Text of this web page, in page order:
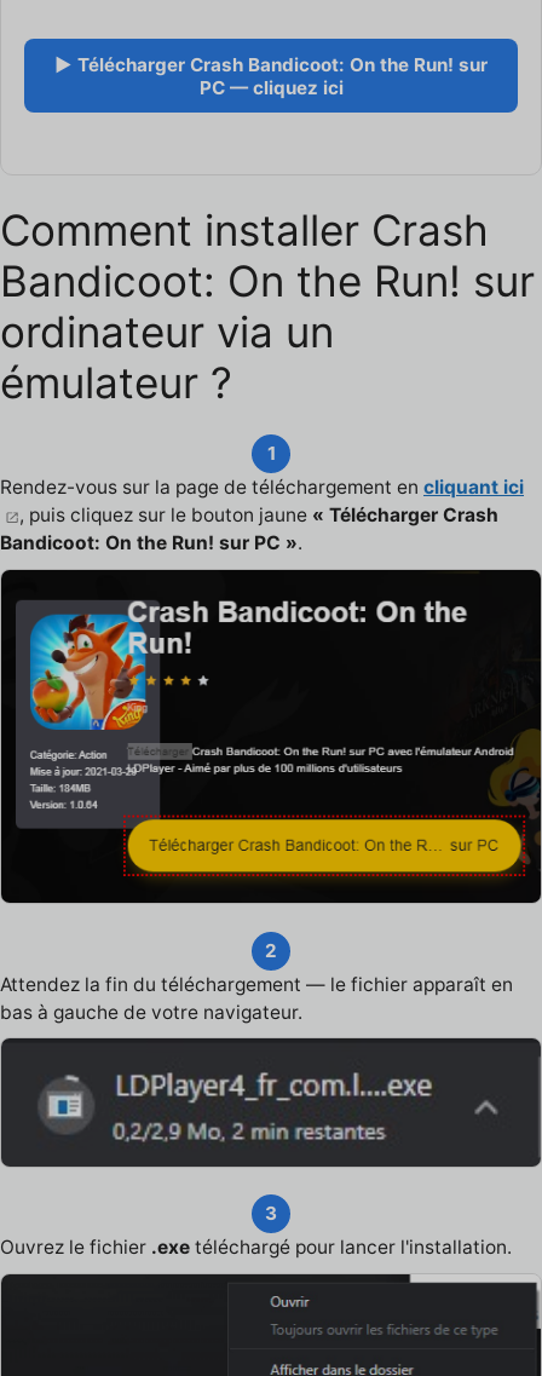
▶ Télécharger Crash Bandicoot: On the Run! sur
PC — cliquez ici
Comment installer Crash
Bandicoot: On the Run! sur
ordinateur via un
émulateur ?
1
Rendez-vous sur la page de téléchargement en cliquant ici
, puis cliquez sur le bouton jaune « Télécharger Crash
Bandicoot: On the Run! sur PC ».
2
Attendez la fin du téléchargement — le fichier apparaît en
bas à gauche de votre navigateur.
3
Ouvrez le fichier .exe téléchargé pour lancer l'installation.